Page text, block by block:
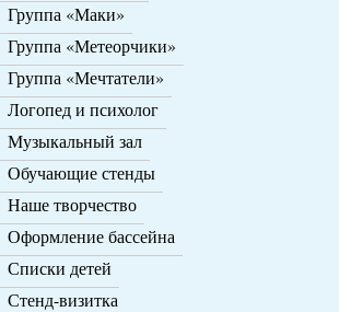
Группа «Маки»
Группа «Метеорчики»
Группа «Мечтатели»
Логопед и психолог
Музыкальный зал
Обучающие стенды
Наше творчество
Оформление бассейна
Списки детей
Стенд-визитка